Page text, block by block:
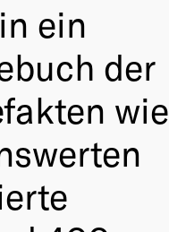
ein
der
wie